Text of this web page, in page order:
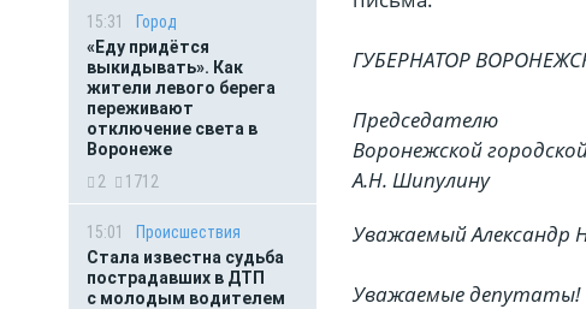
15:31
Город
«Еду придётся
выкидывать». Как
жители левого берега
переживают
отключение света в
Воронеже
2
1712
15:01
Происшествия
Стала известна судьба
пострадавших в ДТП
с молодым водителем
ГУБЕРНАТОР
Председателю
Воронежской
А.Н. Шипулину
Уважаемый Александр
Уважаемые депутаты!